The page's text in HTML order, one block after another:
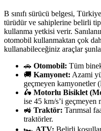
B sınıfı sürücü belgesi,
türüdür ve sahiplerine belirli
kullanma yetkisi verir.
otomobil kullanmaktan çok
kullanabileceğiniz araçlar
🚗 Otomobil: Tüm
🚚 Kamyonet: Azami
geçmeyen kamyonetler
🛵 Motorlu Bisiklet
ise 45 km/s’i geçmeyen
🚜 Traktör: Tarımsal
traktörler.